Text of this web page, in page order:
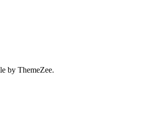
by ThemeZee.